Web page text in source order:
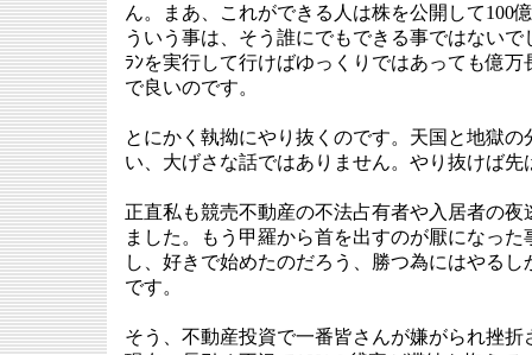
ん。まあ、これができる人は株を公開して100
ういう事は、そう誰にでもできる事ではない
ﾗﾝを実行して行けばゆっくりではあっても億
で良いのです。
とにかく執拗にやり抜くのです。天国と地獄
い、大げさな話ではありません。やり抜けば先
正直私も競売不動産の不法占有者や入居者の
ました。もう甲羅から首を出すのが厭になっ
し、好きで始めたのだろう、勝つ為にはやる
です。
そう、不動産投資で一番皆さんが嫌がられ挫